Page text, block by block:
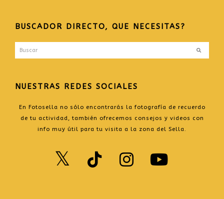
BUSCADOR DIRECTO, QUE NECESITAS?
Buscar
NUESTRAS REDES SOCIALES
En Fotosella no sólo encontrarás la fotografía de recuerdo
de tu actividad, también ofrecemos consejos y videos con
info muy útil para tu visita a la zona del Sella.
Twitter
TikTok